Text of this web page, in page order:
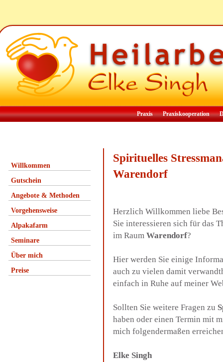
Praxis Praxiskooperation
Willkommen
Gutschein
Angebote & Methoden
Vorgehensweise
Alpakafarm
Seminare
Über mich
Preise
Spirituelles
Warendorf
Herzlich Willkommen liebe
Sie interessieren sich für das
im Raum Warendorf?
Hier werden Sie einige
auch zu vielen damit
einfach in Ruhe auf meiner
Sollten Sie weitere Fragen zu
haben oder einen Termin mit
mich folgendermaßen
Elke Singh